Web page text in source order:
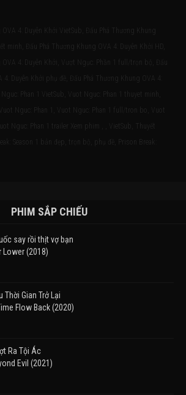
OVA 4: Duyên Khởi VietSub, Đấu Phá Thương Khung
minh, Đấu Phá Thương Khung OVA 4: Duyên Khởi HD,
OVA 4: Duyên Khởi, Vượt Ngục: Phần 1 full/trọn bộ, Đấu
4: Duyên Khởi phụ đề, Đấu Phá Thương Khung OVA 4:
Phan 1 VietSub, Vuot Nguc: Phan 1 thuyet minh,
Nguc: Phan 1, Vuot Nguc: Phan 1 full/tron bo, Vuot
Nguc: Phan 1 trailer Xem phim , , VietSub, Thuyết
Season 1 bản đẹp, trọn bộ, phụ đề, Prison Break:
PHIM SẮP CHIẾU
say rồi thịt vợ bạn
Lower (2018)
Thời Gian Trở Lại
Flow Back (2020)
Ra Tội Ác
Evil (2021)